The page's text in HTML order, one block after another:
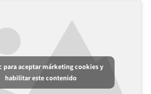
para aceptar márketing cookies y
habilitar este contenido